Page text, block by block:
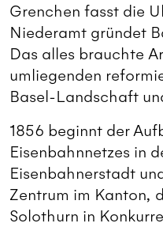
Grenchen fasst die
Niederamt gründet
Das alles brauchte
umliegenden
Basel-Landschaft
1856 beginnt der
Eisenbahnnetzes in
Eisenbahnerstadt
Zentrum im Kanton,
Solothurn in